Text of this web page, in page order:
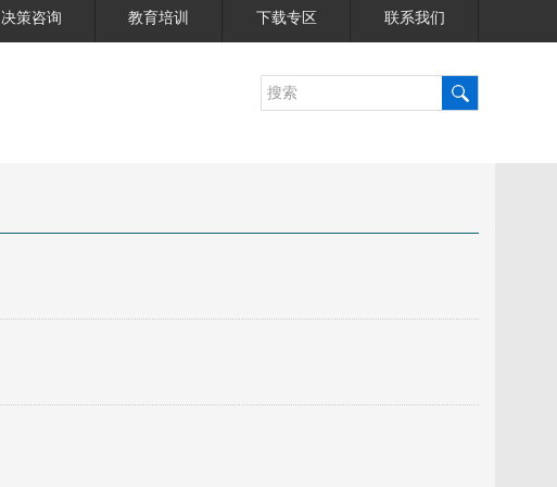
决策咨询 教育培训 下载专区 联系我们